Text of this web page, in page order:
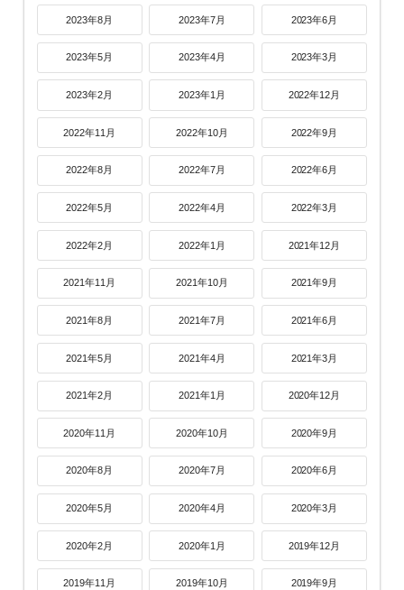
2023年8月 2023年7月 2023年6月
2023年5月 2023年4月 2023年3月
2023年2月 2023年1月 2022年12月
2022年11月 2022年10月 2022年9月
2022年8月 2022年7月 2022年6月
2022年5月 2022年4月 2022年3月
2022年2月 2022年1月 2021年12月
2021年11月 2021年10月 2021年9月
2021年8月 2021年7月 2021年6月
2021年5月 2021年4月 2021年3月
2021年2月 2021年1月 2020年12月
2020年11月 2020年10月 2020年9月
2020年8月 2020年7月 2020年6月
2020年5月 2020年4月 2020年3月
2020年2月 2020年1月 2019年12月
2019年11月 2019年10月 2019年9月